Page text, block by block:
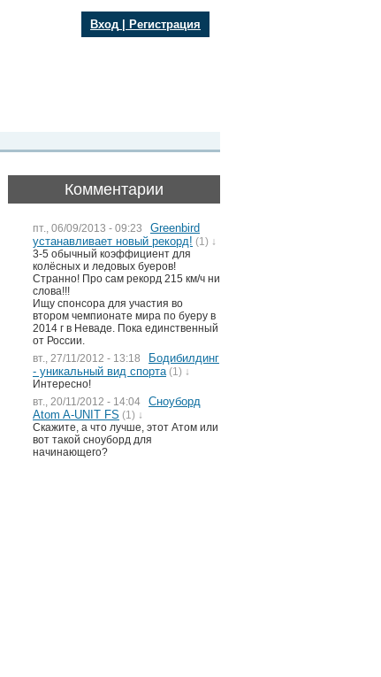
Вход Регистрация
Комментарии
пт., 06/09/2013 - 09:23
Greenbird
устанавливает новый рекорд! (1) ↓
3-5 обычный коэффициент для
колёсных и ледовых буеров!
Странно! Про сам рекорд 215 км/ч ни
слова!!!
Ищу спонсора для участия во
втором чемпионате мира по буеру в
2014 г в Неваде. Пока единственный
от России.
вт., 27/11/2012 - 13:18
Бодибилдинг
- уникальный вид спорта (1) ↓
Интересно!
вт., 20/11/2012 - 14:04
Сноуборд
Atom A-UNIT FS (1) ↓
Скажите, а что лучше, этот Атом или
вот такой сноуборд для
начинающего?